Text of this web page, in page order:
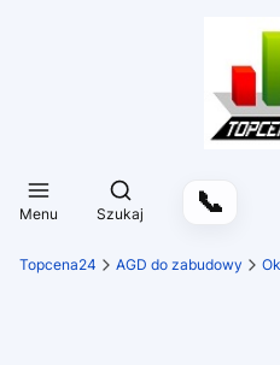
Menu
Otwórz
Szukaj 📞
Topcena24 AGD do zabudowy